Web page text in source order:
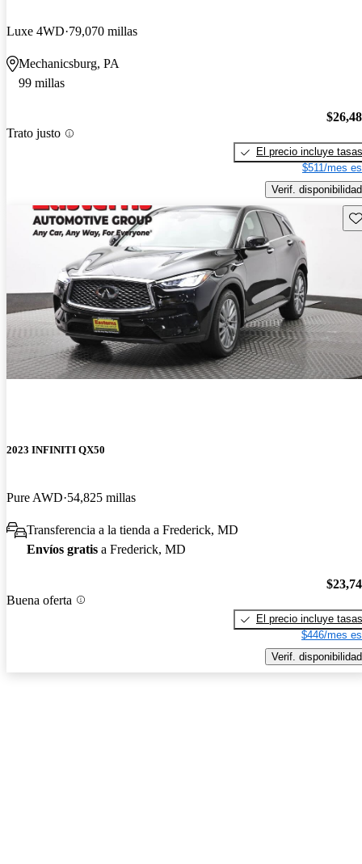
Luxe 4WD 79,070 millas
Mechanicsburg, PA
99 millas
Trato justo
El precio incluye tasas
$511/mes
Verif. disponibilidad
2023 INFINITI QX50
Pure AWD 54,825 millas
Transferencia a la tienda a Frederick, MD
Envíos gratis a Frederick, MD
Buena oferta
El precio incluye tasas
$446/mes
Verif. disponibilidad